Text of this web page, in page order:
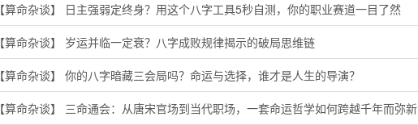
【算命杂谈】 日主强弱定终身？用这个八字工具5秒自测，你的职业赛道一目了然
【算命杂谈】 岁运并临一定衰？八字成败规律揭示的破局思维链
【算命杂谈】 你的八字暗藏三会局吗？命运与选择，谁才是人生的导演？
【算命杂谈】 三命通会：从唐宋官场到当代职场，一套命运哲学如何跨越千年而弥新